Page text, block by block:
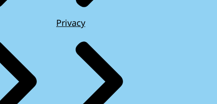
Privacy